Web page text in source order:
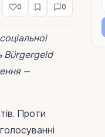
0 0
Bürgergeld
—
Проти